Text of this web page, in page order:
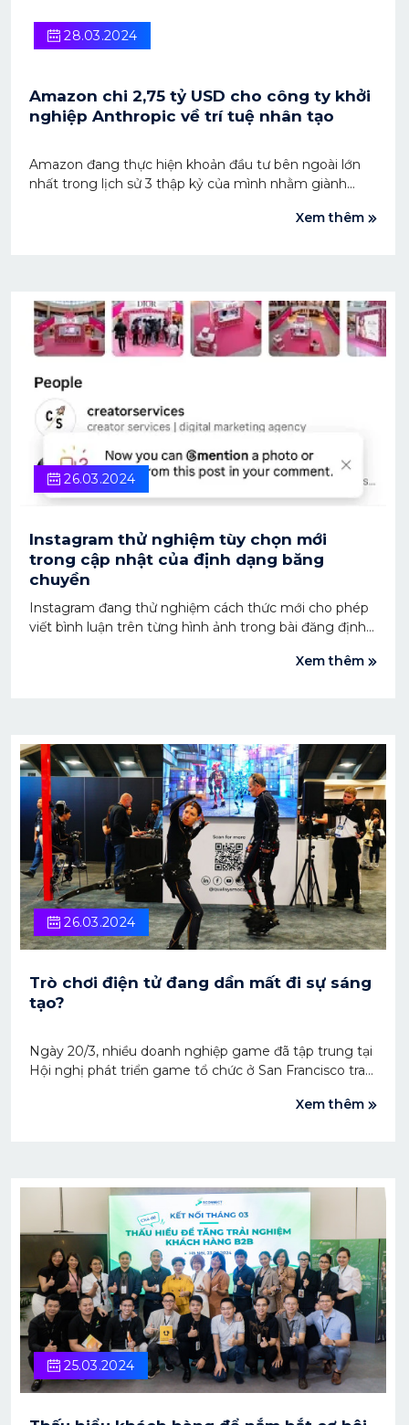
28.03.2024
Amazon chi 2,75 tỷ USD cho công ty khởi
nghiệp Anthropic về trí tuệ nhân tạo
Amazon đang thực hiện khoản đầu tư bên ngoài lớn
nhất trong lịch sử 3 thập kỷ của mình nhằm giành
Xem thêm
26.03.2024
Instagram thử nghiệm tùy chọn mới
trong cập nhật của định dạng băng
chuyền
Instagram đang thử nghiệm cách thức mới cho phép
viết bình luận trên từng hình ảnh trong bài đăng định
trả lời với ảnh hoặc video dựa trên con số được chỉ
Xem thêm
26.03.2024
Trò chơi điện tử đang dần mất đi sự sáng
tạo?
Ngày 20/3, nhiều doanh nghiệp game đã tập trung tại
Hội nghị phát triển game tổ chức ở San Francisco trao
2024. Tuy nhiên, các công ty đang phải đối mặt với
Xem thêm
25.03.2024